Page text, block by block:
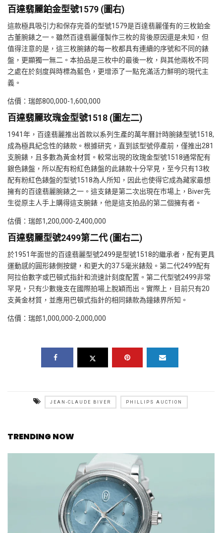
百達翡麗鉑金型號1579 (圖右)
這款極具吸引力和保存完善的型號1579是百達翡麗僅有的三枚鉑金
古董腕錶之一。雖然百達翡麗僅製作三枚的背後原因還是未知，但
值得注意的是，這三枚腕錶的每一枚都具有連續的序號和不同的錶
盤，更顯獨一無二。本拍品是三枚中的最後一枚，與其他兩枚不同
之處在於刻度與時標為藍色，更增添了一點充滿活力鮮明的現代主
義。
估價：瑞郎800,000-1,600,000
百達翡麗玫瑰金型號1518 (圖左二)
1941年，百達翡麗推出首款以系列生產的萬年曆計時腕錶型號1518,
成為極具紀念性的錶款。根據研究，直到該型號停產前，僅推出281
支腕錶，且多數為黃金材質。較常出現的玫瑰金型號1518通常配有
銀色錶盤，所以配有粉紅色錶盤的此錶款十分罕見，至今只有13枚
配有粉紅色錶盤的型號1518為人所知，因此也使得它成為藏家最想
擁有的百達翡麗腕錶之一。這支錶是第二次出現在市場上，Biver先
生從原主人手上購得這支腕錶，他是這支拍品的第二個擁有者。
估價：瑞郎1,200,000-2,400,000
百達翡麗型號2499第二代 (圖右二)
於1951年面世的百達翡麗型號2499是型號1518的繼承者，配有更具
運動感的圓形錶側按鍵，和更大的37.5毫米錶殼。第二代2499配有
阿拉伯數字或巴頓式指針和流速計刻度配置。第二代型號2499非常
罕見，只有少數幾支在國際拍場上脫穎而出。實際上，目前只有20
支黃金材質，並應用巴頓式指針的相同錶款為鐘錶界所知。
估價：瑞郎1,000,000-2,000,000
JEAN-CLAUDE BIVER PHILLIPS AUCTION
TRENDING NOW